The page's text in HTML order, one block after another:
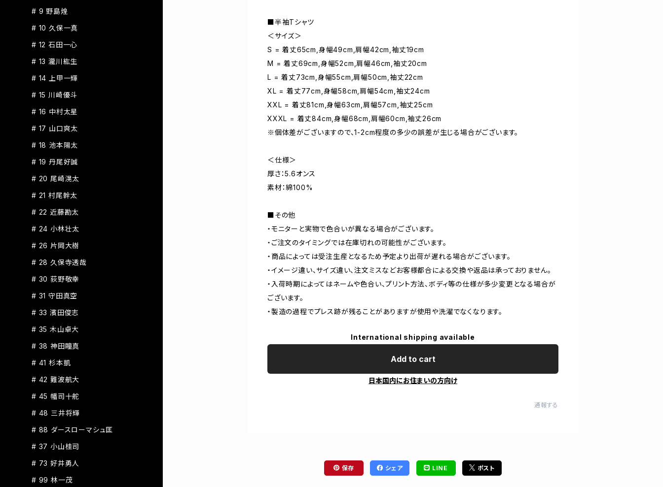
■半袖Tシャツ
＜サイズ＞
S = 着丈65cm,身幅49cm,肩幅42cm,袖丈19cm
M = 着丈69cm,身幅52cm,肩幅46cm,袖丈20cm
L = 着丈73cm,身幅55cm,肩幅50cm,袖丈22cm
XL = 着丈77cm,身幅58cm,肩幅54cm,袖丈24cm
XXL = 着丈81cm,身幅63cm,肩幅57cm,袖丈25cm
XXXL = 着丈84cm,身幅68cm,肩幅60cm,袖丈26cm
※個体差がございますので、1-2cm程度の多少の誤差が生じる場合がございます。
＜仕様＞
厚さ：5.6オンス
素材：綿100%
■その他
・モニターと実物で色合いが異なる場合がございます。
・ご注文のタイミングでは在庫切れの可能性がございます。
・商品によっては受注生産となるため予定より出荷が遅れる場合がございます。
・イメージ違い、サイズ違い、注文ミスなどお客様都合による交換や返品は承っておりません。
・入荷時期によってはネームや色合い、プリント方法、ボディ等の仕様が多少変更となる場合が
ございます。
・製造の過程でプレス跡が残ることがありますが使用や洗濯でなくなります。
International shipping available
Add to cart
日本国内にお住まいの方向け
通報する
保存 シェア LINE ポスト
# 9 野島煌
# 10 久保一真
# 12 石田一心
# 13 瀧川紘生
# 14 上甲一輝
# 15 川崎優斗
# 16 中村太星
# 17 山口爽太
# 18 池本陽太
# 19 丹尾好誠
# 20 尾崎滉太
# 21 村尾幹太
# 22 近藤勘太
# 24 小林壮太
# 26 片岡大樹
# 28 久保寺透哉
# 30 荻野敬幸
# 31 守田真空
# 33 濱田俊志
# 35 木山卓大
# 38 神田瞳真
# 41 杉本凱
# 42 難波航大
# 45 幡司十舵
# 48 三井将輝
# 88 ダースローマシュ匡
# 37 小山桂司
# 73 好井勇人
# 99 林一茂